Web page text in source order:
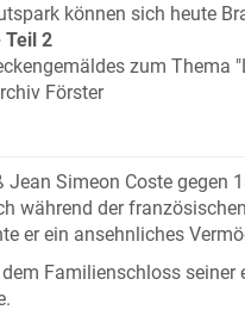
können sich heute
Teil 2
zum Thema
Förster
Jean Simeon Coste gegen
während der
er ein ansehnliches
Familienschloss